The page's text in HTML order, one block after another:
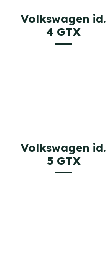
Volkswagen id.
4 GTX
Volkswagen id.
5 GTX